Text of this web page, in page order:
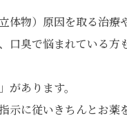
体物）原因を取る治
臭で悩まれている方
あります。
に従いきちんとお薬